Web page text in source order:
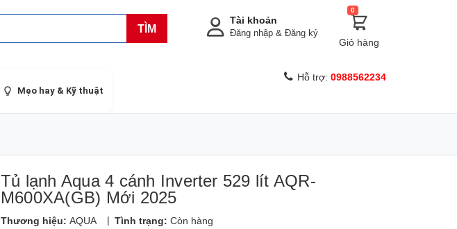
TÌM
0
Giỏ hàng
Tài khoản
Đăng nhập & Đăng ký
Mẹo hay & Kỹ thuật
Hỗ trợ: 0988562234
Tủ lạnh Aqua 4 cánh Inverter 529 lít AQR-
M600XA(GB) Mới 2025
Thương hiệu: AQUA | Tình trạng: Còn hàng